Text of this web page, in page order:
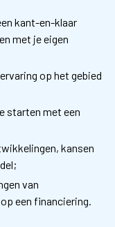
kant-en-klaar
met je eigen
op het gebied
starten met een
kansen
van
een financiering.